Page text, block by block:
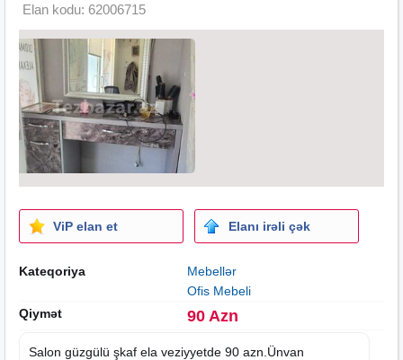
Elan kodu: 62006715
ViP elan et Elanı irəli çək
Kateqoriya
Mebellər
Ofis Mebeli
Qiymət
90 Azn
Salon güzgülü şkaf ela veziyyetde 90 azn.Ünvan